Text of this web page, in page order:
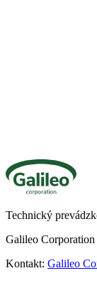
Technický
Galileo
Kontakt: Galileo